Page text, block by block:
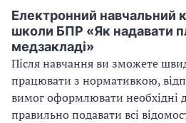
Електронний навчальний
школи БПР «Як надавати
медзакладі»
Після навчання ви зможете
працювати з нормативкою,
вимог оформлювати необхідні
правильно подавати всі